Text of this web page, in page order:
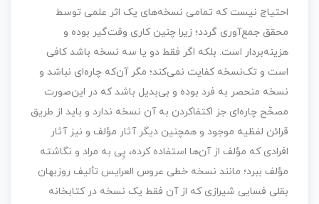
احتیاج نیست که تمامی نسخه‌های یک اثر علمی توسط
محقق جمع‌آوری گردد؛ زیرا چنین کاری وقت‌گیر بوده و
هزینه‌بردار است. بلکه اگر فقط دو یا سه نسخه باشد کافی
است و تک‌نسخه کفایت نمی‌کند؛ مگر آن‌که چاره‌ای نباشد و
نسخه منحصر به فرد بوده و بی‌بدیل باشد که در این‌صورت
مصحِّح چاره‌ای جز اکتفاکردن به آن نسخه ندارد و باید از طریق
قرائن لفظیه موجود و همچنین دیگر آثار مؤلف و نیز آثار
افرادی که مؤلف از آن‌ها استفاده کرده، پِی به مراد و نگاشته
مؤلف ببرد؛ مانند نسخه خطی عروس العرایس تألیف روزبهان
بقلی فسایی شیرازی که از آن فقط یک نسخه در کتابخانه